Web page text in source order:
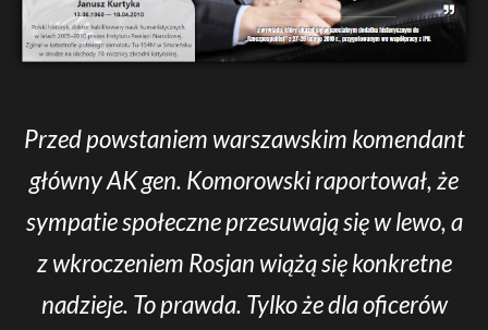
Przed powstaniem warszawskim komendant
główny AK gen. Komorowski raportował, że
sympatie społeczne przesuwają się w lewo, a
z wkroczeniem Rosjan wiążą się konkretne
nadzieje. To prawda. Tylko że dla oficerów